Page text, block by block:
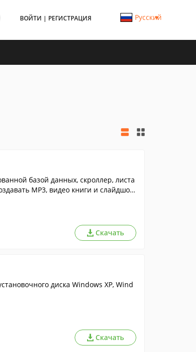
ВОЙТИ | РЕГИСТРАЦИЯ Русский
базой данных, скроллер, листа
MP3, видео книги и слайдшо
Скачать
диска Windows XP, Wind
Скачать